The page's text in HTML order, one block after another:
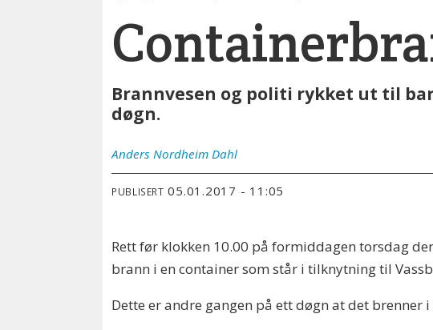
Brannvesen og politi rykket ut til
døgn.
Anders Nordheim Dahl
PUBLISERT 05.01.2017 - 11:05
Rett før klokken 10.00 på formiddagen torsdag
brann i en container som står i tilknytning til
Dette er andre gangen på ett døgn at det brenner